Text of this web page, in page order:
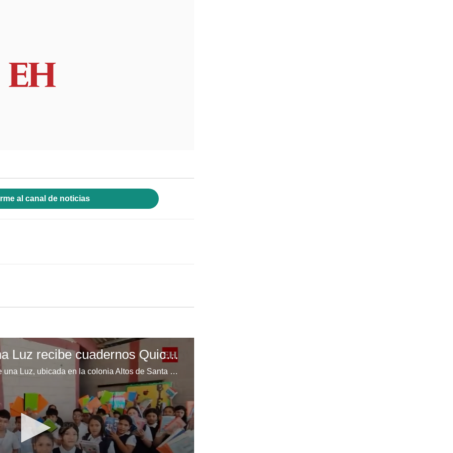
al canal de noticias
Escuela Enciende una Luz recibe cuadernos Quick, gracias a la Maratón del Saber
Los niños de la escuela Enciende una Luz, ubicada en la colonia Altos de Santa Rosa, al sur de Tegucigalpa, recibieron cuadernos Quick como parte de la Campaña Maratón del Saber.